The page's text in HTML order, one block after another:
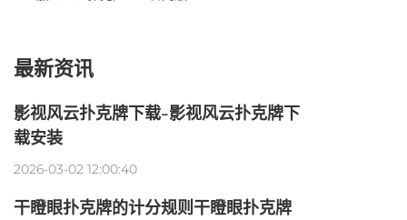
最新资讯
影视风云扑克牌下载-影视风云扑克牌下
载安装
2026-03-02 12:00:40
干瞪眼扑克牌的计分规则干瞪眼扑克牌